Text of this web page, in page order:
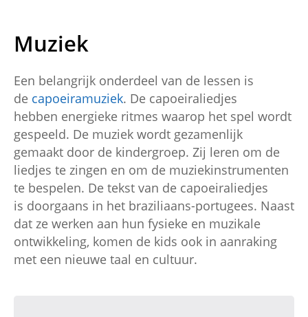
Muziek
Een belangrijk onderdeel van de lessen is
de capoeiramuziek. De capoeiraliedjes
hebben energieke ritmes waarop het spel wordt
gespeeld. De muziek wordt gezamenlijk
gemaakt door de kindergroep. Zij leren om de
liedjes te zingen en om de muziekinstrumenten
te bespelen. De tekst van de capoeiraliedjes
is doorgaans in het braziliaans-portugees. Naast
dat ze werken aan hun fysieke en muzikale
ontwikkeling, komen de kids ook in aanraking
met een nieuwe taal en cultuur.